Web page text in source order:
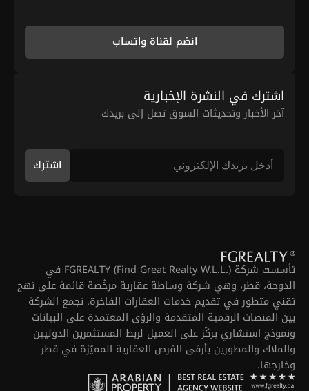
انضم لقناة واتساب
اشترك في النشرة الإخبارية
آخر الأخبار وتحديثات السوق تصل إلى بريدك
اشترك
تأسست شركة FGREALTY (Find Great Realty W.L.L.) في
الدوحة، قطر، وهي شركة وساطة عقارية مرخّصة قائمة على نهج
تقني متطور في تقديم خدمات العقارات الفاخرة. تجمع الشركة
بين المنصات الرقمية المتقدمة والرؤى المعتمدة على البيانات
ونموذج استشاري يركّز على العميل لربط المستثمرين الدوليين
والملاك والمطورين بأرقى الفرص العقارية المميّزة في قطر
وخارجها.